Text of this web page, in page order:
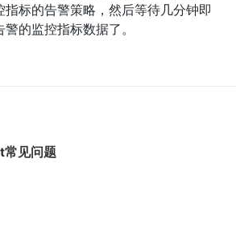
标的告警策略，然后等待几分钟即
的监控指标数据了。
见问题